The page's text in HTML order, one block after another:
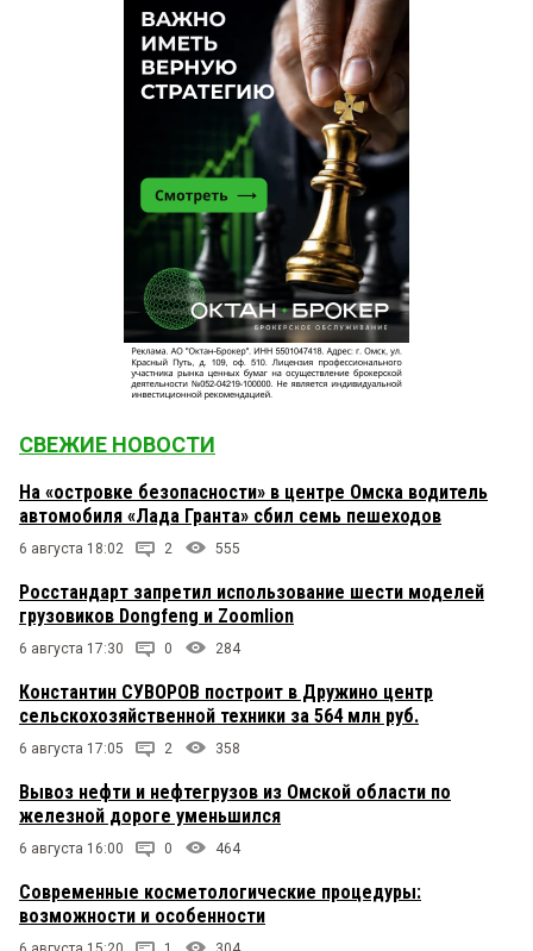
СВЕЖИЕ НОВОСТИ
На «островке безопасности» в центре Омска водитель
автомобиля «Лада Гранта» сбил семь пешеходов
6 августа 18:02 2 555
Росстандарт запретил использование шести моделей
грузовиков Dongfeng и Zoomlion
6 августа 17:30 0 284
Константин СУВОРОВ построит в Дружино центр
сельскохозяйственной техники за 564 млн руб.
6 августа 17:05 2 358
Вывоз нефти и нефтегрузов из Омской области по
железной дороге уменьшился
6 августа 16:00 0 464
Современные косметологические процедуры:
возможности и особенности